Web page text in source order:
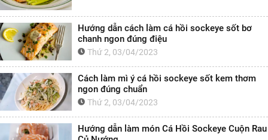
Hướng dẫn cách làm cá hồi sockeye sốt bơ
chanh ngon đúng điệu
Thứ 2, 03/04/2023
Cách làm mì ý cá hồi sockeye sốt kem thơm
ngon đúng chuẩn
Thứ 2, 03/04/2023
Hướng dẫn làm món Cá Hồi Sockeye Cuộn Rau